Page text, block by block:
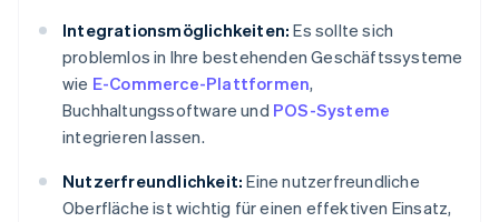
Integrationsmöglichkeiten: Es sollte sich
problemlos in Ihre bestehenden Geschäftssysteme
wie E-Commerce-Plattformen,
Buchhaltungssoftware und POS-Systeme
integrieren lassen.
Nutzerfreundlichkeit: Eine nutzerfreundliche
Oberfläche ist wichtig für einen effektiven Einsatz,